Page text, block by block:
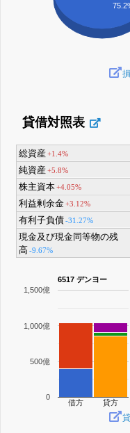
貸借対照表
総資産+1.4%
純資産+5.8%
株主資本+4.05%
利益剰余金+3.12%
有利子負債-31.27%
現金及び現金同等物の残
高 -9.67%
6517 デンヨー
借方 貸方
0
500億
1,000億
1,500億